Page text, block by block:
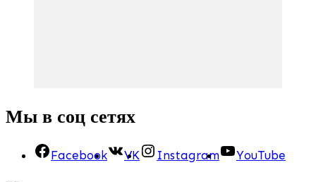
Мы в соц сетях
Facebook VK Instagram YouTube